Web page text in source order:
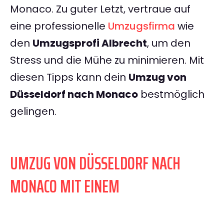
Monaco. Zu guter Letzt, vertraue auf
eine professionelle Umzugsfirma wie
den Umzugsprofi Albrecht, um den
Stress und die Mühe zu minimieren. Mit
diesen Tipps kann dein Umzug von
Düsseldorf nach Monaco bestmöglich
gelingen.
UMZUG VON DÜSSELDORF NACH
MONACO MIT EINEM